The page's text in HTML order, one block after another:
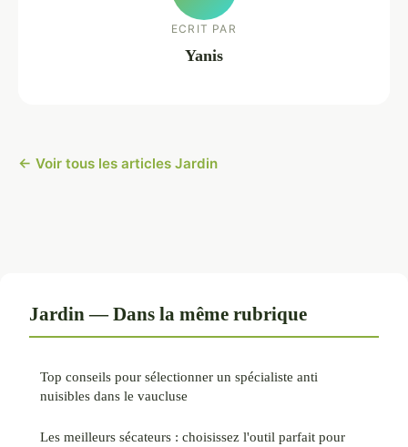
ECRIT PAR
Yanis
← Voir tous les articles Jardin
Jardin — Dans la même rubrique
Top conseils pour sélectionner un spécialiste anti
nuisibles dans le vaucluse
Les meilleurs sécateurs : choisissez l'outil parfait pour